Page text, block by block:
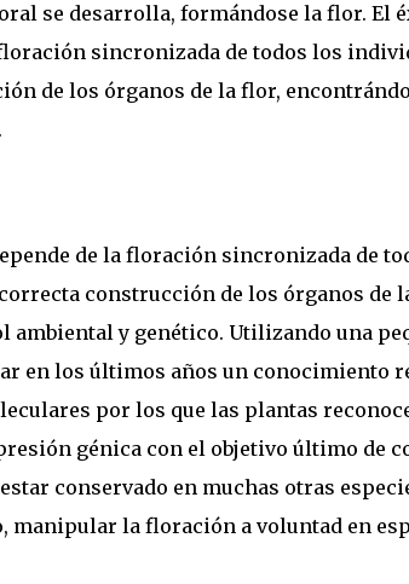
se desarrolla, formándose la flor. El
sincronizada de todos los
de los órganos de la flor,
de la floración sincronizada de
construcción de los órganos de
ambiental y genético. Utilizando una
en los últimos años un conocimiento
por los que las plantas
génica con el objetivo último de
conservado en muchas otras
manipular la floración a voluntad en